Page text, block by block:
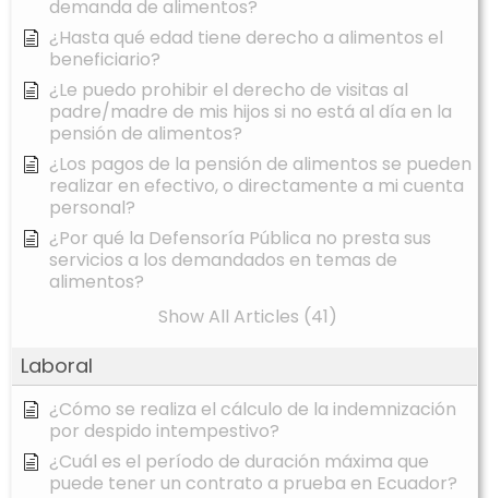
demanda de alimentos?
¿Hasta qué edad tiene derecho a alimentos el
beneficiario?
¿Le puedo prohibir el derecho de visitas al
padre/madre de mis hijos si no está al día en la
pensión de alimentos?
¿Los pagos de la pensión de alimentos se pueden
realizar en efectivo, o directamente a mi cuenta
personal?
¿Por qué la Defensoría Pública no presta sus
servicios a los demandados en temas de
alimentos?
Show All Articles (41)
Laboral
¿Cómo se realiza el cálculo de la indemnización
por despido intempestivo?
¿Cuál es el período de duración máxima que
puede tener un contrato a prueba en Ecuador?